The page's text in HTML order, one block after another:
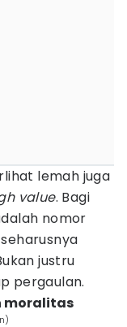
lemah juga
value. Bagi
nomor
justru
pergaulan.
moralitas